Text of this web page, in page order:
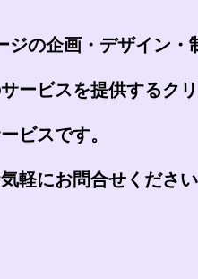
の企画・デザイン・
ービスを提供するク
ビスです。
軽にお問合せください